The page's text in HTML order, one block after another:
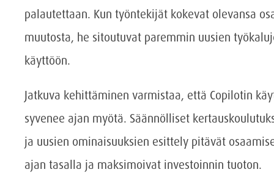
palautettaan. Kun työntekijät kokevat olevansa
muutosta, he sitoutuvat paremmin uusien
käyttöön.
Jatkuva kehittäminen varmistaa, että Copilotin
syvenee ajan myötä. Säännölliset
ja uusien ominaisuuksien esittely pitävät
ajan tasalla ja maksimoivat investoinnin tuoton.